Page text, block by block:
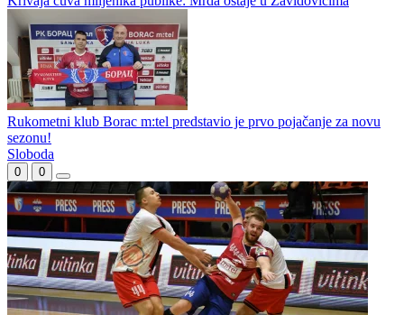
Marko Pandžić naredne sezone u Bosni Visoko
Srednji bek Armin Bulić potpisao za RK Borac
Krivaja čuva miljenika publike: Mrda ostaje u Zavidovićima